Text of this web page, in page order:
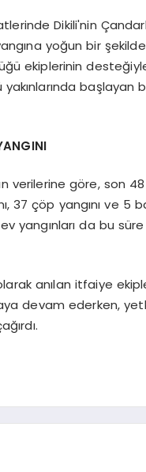
Dikili'nin
yoğun bir
ekiplerinin
verilerine göre, son
37 çöp yangını ve
yangınları da bu
anılan itfaiye
devam ederken,